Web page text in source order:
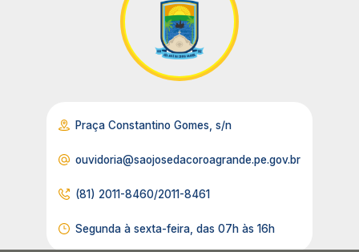
Praça Constantino Gomes, s/n
ouvidoria@saojosedacoroagrande.pe.gov.br
(81) 2011-8460/2011-8461
Segunda à sexta-feira, das 07h às 16h